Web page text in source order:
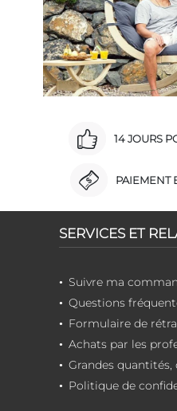
14 JOURS
PAIEMENT
SERVICES ET
Suivre ma
Questions
Formulaire de
Achats par les
Grandes
Politique de